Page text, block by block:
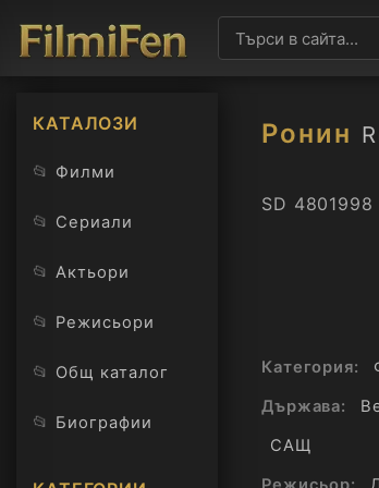
КАТАЛОЗИ
📂 Филми
📂 Сериали
📂 Актьори
📂 Режисьори
📂 Общ каталог
📂 Биографии
Ронин
SD 4801998
Категория:
Държава:
САЩ